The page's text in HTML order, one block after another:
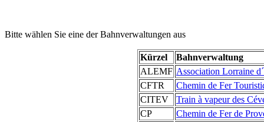
Bitte wählen Sie eine der Bahnverwaltungen aus
Kürzel
Bahnverwaltung
ALEMF Association Lorraine
CFTR
Chemin de Fer
CITEV
Train à vapeur des
CP
Chemin de Fer de